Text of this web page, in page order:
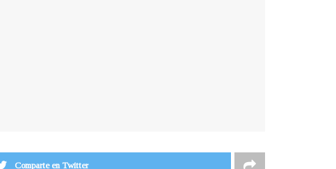
Comparte en Twitter